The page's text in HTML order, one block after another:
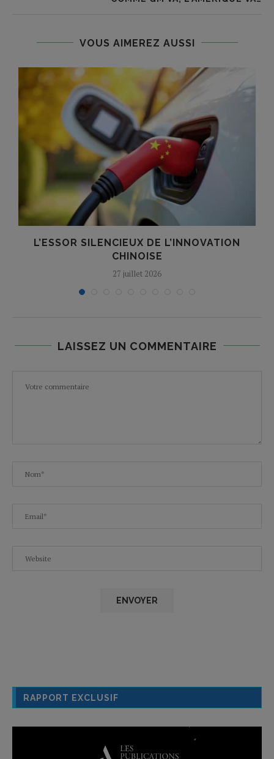
VOUS AIMEREZ AUSSI
L’ESSOR SILENCIEUX DE L’INNOVATION
CHINOISE
27 juillet 2026
LAISSEZ UN COMMENTAIRE
RAPPORT EXCLUSIF